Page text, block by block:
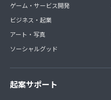
ゲーム・サービス開発
ビジネス・起業
アート・写真
ソーシャルグッド
起案サポート